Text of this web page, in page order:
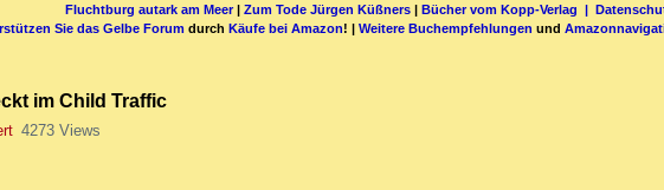
Fluchtburg autark am Meer| Zum Tode Jürgen Küßners| Bücher vom Kopp-Verlag |
Sie das Gelbe Forum durch Käufe bei Amazon! | Weitere Buchempfehlungen und
im Child Traffic
4273 Views